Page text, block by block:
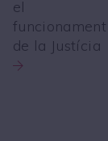
el
funcionament
de la Justícia